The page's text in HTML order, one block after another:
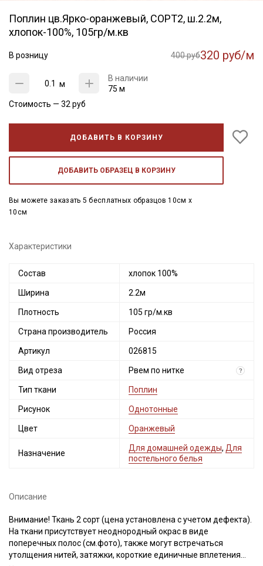
Поплин цв.Ярко-оранжевый, СОРТ2, ш.2.2м,
хлопок-100%, 105гр/м.кв
В розницу 400 руб320 руб/м
м
В наличии
75 м
Стоимость — 32 руб
ДОБАВИТЬ В КОРЗИНУ
ДОБАВИТЬ ОБРАЗЕЦ В КОРЗИНУ
Вы можете заказать 5 бесплатных образцов 10см x
10см
Характеристики
Состав хлопок 100%
Ширина 2.2м
Плотность 105 гр/м.кв
Страна производитель Россия
Артикул 026815
Вид отреза Рвем по нитке ?
Тип ткани Поплин
Рисунок Однотонные
Цвет Оранжевый
Назначение
Для домашней одежды, Для
постельного белья
Описание
Внимание! Ткань 2 сорт (цена установлена с учетом дефекта).
На ткани присутствует неоднородный окрас в виде
поперечных полос (см.фото), также могут встречаться
утолщения нитей, затяжки, короткие единичные вплетения